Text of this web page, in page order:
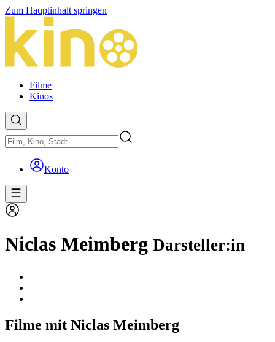
Zum Hauptinhalt springen
Filme
Kinos
Konto
Niclas Meimberg Darsteller:in
Filme mit Niclas Meimberg